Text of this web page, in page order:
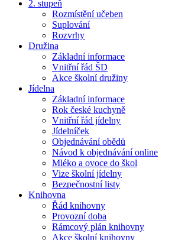
2. stupeň
Rozmístění učeben
Suplování
Rozvrhy
Družina
Základní informace
Vnitřní řád ŠD
Akce školní družiny
Jídelna
Základní informace
Rok české kuchyně
Vnitřní řád jídelny
Jídelníček
Objednávání obědů
Návod k objednávání online
Mléko a ovoce do škol
Vize školní jídelny
Bezpečnostní listy
Knihovna
Řád knihovny
Provozní doba
Rámcový plán knihovny
Akce školní knihovny